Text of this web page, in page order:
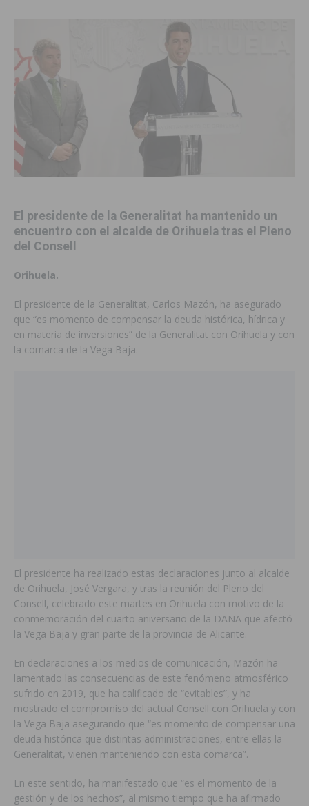
El presidente de la Generalitat ha mantenido un
encuentro con el alcalde de Orihuela tras el Pleno
del Consell
Orihuela.
El presidente de la Generalitat, Carlos Mazón, ha asegurado
que “es momento de compensar la deuda histórica, hídrica y
en materia de inversiones” de la Generalitat con Orihuela y con
la comarca de la Vega Baja.
El presidente ha realizado estas declaraciones junto al alcalde
de Orihuela, José Vergara, y tras la reunión del Pleno del
Consell, celebrado este martes en Orihuela con motivo de la
conmemoración del cuarto aniversario de la DANA que afectó
la Vega Baja y gran parte de la provincia de Alicante.
En declaraciones a los medios de comunicación, Mazón ha
lamentado las consecuencias de este fenómeno atmosférico
sufrido en 2019, que ha calificado de “evitables”, y ha
mostrado el compromiso del actual Consell con Orihuela y con
la Vega Baja asegurando que “es momento de compensar una
deuda histórica que distintas administraciones, entre ellas la
Generalitat, vienen manteniendo con esta comarca”.
En este sentido, ha manifestado que “es el momento de la
gestión y de los hechos”, al mismo tiempo que ha afirmado